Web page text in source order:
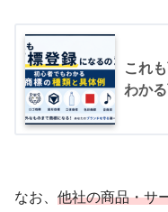
これ
わか
なお、 他社の商品・サ